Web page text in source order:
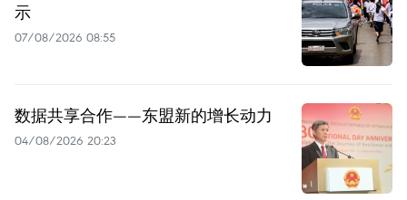
示
07/08/2026 08:55
数据共享合作——东盟新的增长动力
04/08/2026 20:23